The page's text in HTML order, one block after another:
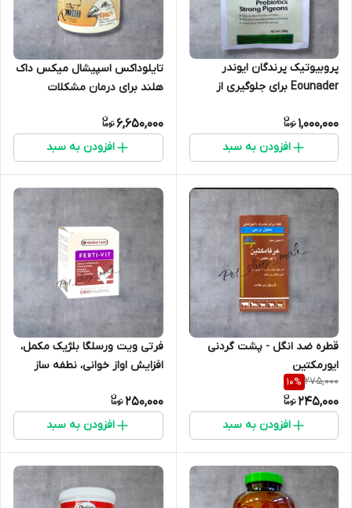
پروبیوتیک پرندگان ایوندر
Eounader برای جلوگیری از
غذا کمک ب سلامت پرنده
1,000,000
افزودن به سبد
تایلوداکس اسپیشال میکس داک
هلند برای درمان مشکلات
6,650,000
افزودن به سبد
قطره ضد انگل - پشت گردنی
ایورمکتین
275,000
10%
245,000
افزودن به سبد
فرتی ویت ورسلگا بلژیک مکمل،
افزایش اواز خوانی، نطفه ساز
250,000
افزودن به سبد